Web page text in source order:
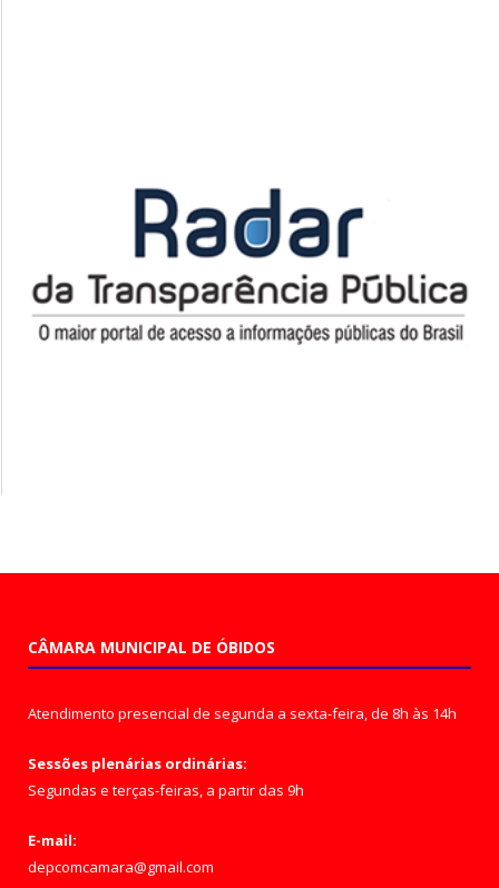
CÂMARA MUNICIPAL DE ÓBIDOS
Atendimento presencial de segunda a sexta-feira, de 8h às 14h
Sessões plenárias ordinárias:
Segundas e terças-feiras, a partir das 9h
E-mail:
depcomcamara@gmail.com